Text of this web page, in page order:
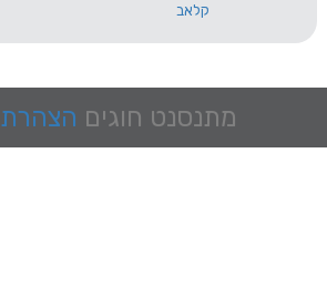
מתנסנט חוגים הצהרת נגישות